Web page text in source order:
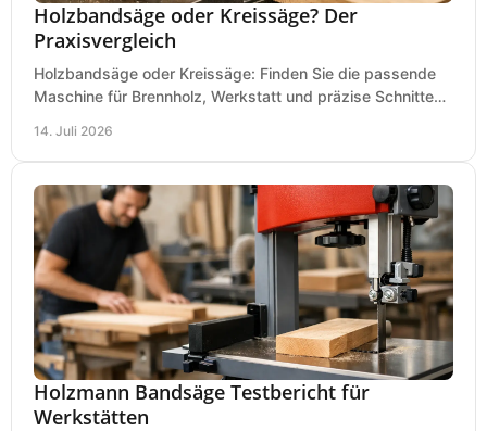
Holzbandsäge oder Kreissäge? Der
Praxisvergleich
Holzbandsäge oder Kreissäge: Finden Sie die passende
Maschine für Brennholz, Werkstatt und präzise Schnitte
14. Juli 2026
Holzmann Bandsäge Testbericht für
Werkstätten